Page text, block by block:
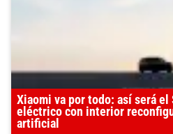
Xiaomi va por todo: así será el
eléctrico con interior
artificial